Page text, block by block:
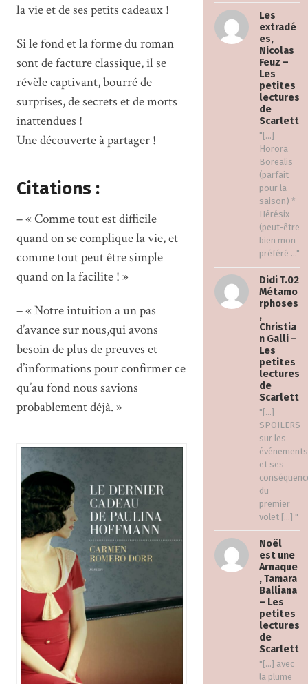
Les
extradé
es,
Nicolas
Feuz –
Les
petites
lectures
de
Scarlett
"[…]
Horora
Borealis
(parfait
pour la
saison) *
Hérésix
(peut-être
bien mon
préféré ..."
Didi T.02
Métamo
rphoses
,
Christia
n Galli –
Les
petites
lectures
de
Scarlett
"[…]
SPOILERS
sur les
événements
et ses
du
premier
volet […] "
Noël
est une
Arnaque
, Tamara
Balliana
– Les
petites
lectures
de
Scarlett
"[…] avec
la plume
la vie et de ses petits cadeaux !
Si le fond et la forme du roman
sont de facture classique, il se
révèle captivant, bourré de
surprises, de secrets et de morts
inattendues !
Une découverte à partager !
Citations :
– « Comme tout est difficile
quand on se complique la vie, et
comme tout peut être simple
quand on la facilite ! »
– « Notre intuition a un pas
d’avance sur nous,qui avons
besoin de plus de preuves et
d’informations pour confirmer ce
qu’au fond nous savions
probablement déjà. »